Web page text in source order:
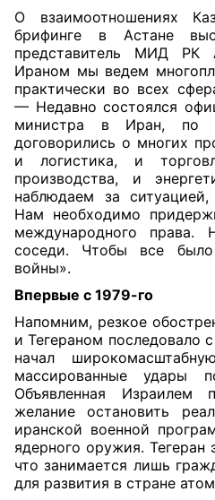
О взаимоотношениях
брифинге в Астане
представитель МИД РК
Ираном мы ведем
практически во всех
— Недавно состоялся
министра в Иран, по
договорились о многих
и логистика, и
производства, и
наблюдаем за
Нам необходимо
международного
соседи. Чтобы все
войны».
Впервые с 1979-го
Напомним, резкое
и Тегераном последовало
начал
массированные удары
Объявленная Израилем
желание остановить
иранской военной
ядерного оружия. Тегеран
что занимается лишь
для развития в стране